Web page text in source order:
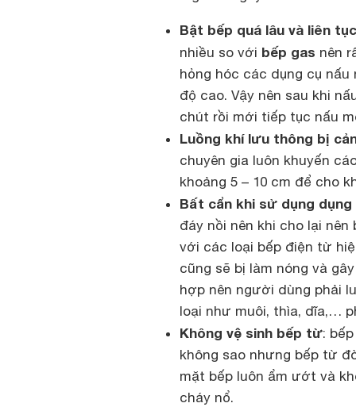
Bật bếp quá lâu và liên tục
nhiều so với bếp gas nên
hỏng hóc các dụng cụ
độ cao. Vậy nên sau khi
chút rồi mới tiếp tục nấu
Luồng khí lưu thông bị
chuyên gia luôn khuyến
khoảng 5 – 10 cm để cho
Bất cẩn khi sử dụng dụng
đáy nồi nên khi cho lại
với các loại bếp điện từ
cũng sẽ bị làm nóng và
hợp nên người dùng phải
loại như muôi, thìa, dĩa,…
Không vệ sinh bếp từ:
không sao nhưng bếp từ
mặt bếp luôn ẩm ướt và
cháy nổ.